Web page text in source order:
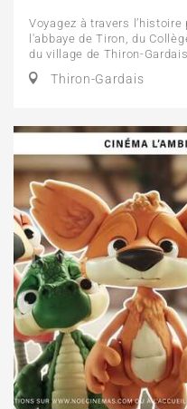
Voyagez à travers
l'abbaye de Tiron, du
du village de Thiron-Gardais.
Thiron-Gardais